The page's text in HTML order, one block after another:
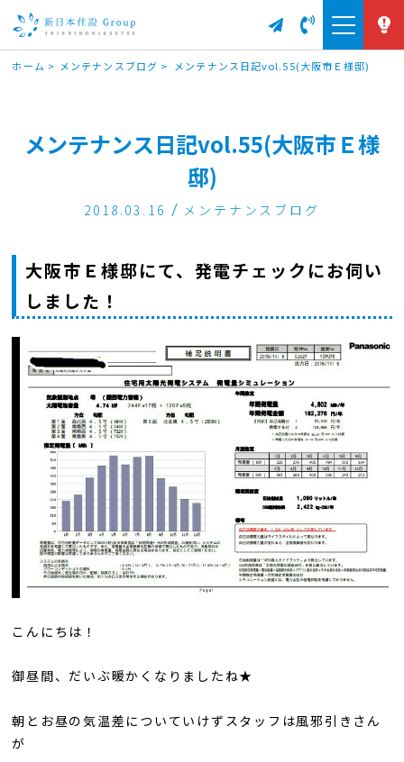
ホーム > メンテナンスブログ > メンテナンス日記vol.55(大阪市Ｅ様邸)
メンテナンス日記vol.55(大阪市Ｅ様
邸)
2018.03.16 メンテナンスブログ
大阪市Ｅ様邸にて、発電チェックにお伺い
しました！
こんにちは！
御昼間、だいぶ暖かくなりましたね★
朝とお昼の気温差についていけずスタッフは風邪引きさん
が